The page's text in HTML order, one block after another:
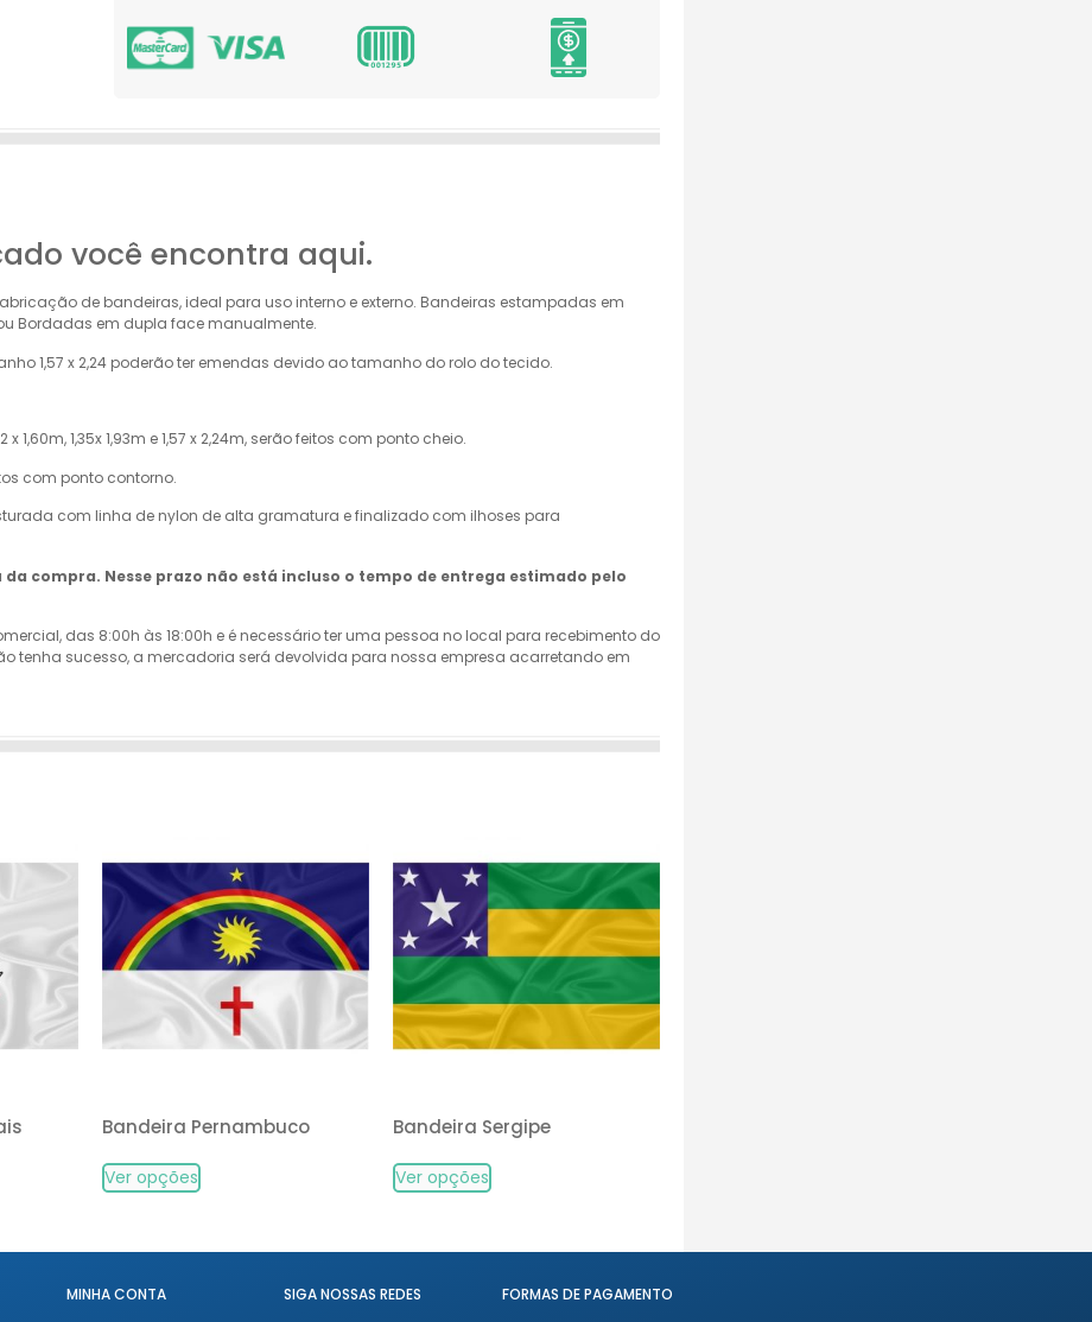
você encontra aqui.
de bandeiras, ideal para uso interno e externo. Bandeiras estampadas em
Bordadas em dupla face manualmente.
1,57 x 2,24 poderão ter emendas devido ao tamanho do rolo do tecido.
1,60m, 1,35x 1,93m e 1,57 x 2,24m, serão feitos com ponto cheio.
com ponto contorno.
com linha de nylon de alta gramatura e finalizado com ilhoses para
compra. Nesse prazo não está incluso o tempo de entrega estimado pelo
das 8:00h às 18:00h e é necessário ter uma pessoa no local para recebimento do
tenha sucesso, a mercadoria será devolvida para nossa empresa acarretando em
Bandeira Pernambuco
Ver opções
Bandeira Sergipe
Ver opções
MINHA CONTA SIGA NOSSAS REDES FORMAS DE PAGAMENTO